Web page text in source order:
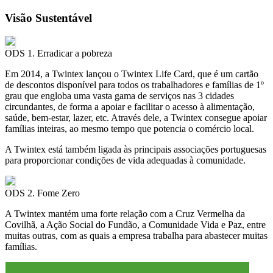
Visão Sustentável
ODS 1. Erradicar a pobreza
Em 2014, a Twintex lançou o Twintex Life Card, que é um cartão
de descontos disponível para todos os trabalhadores e famílias de 1º
grau que engloba uma vasta gama de serviços nas 3 cidades
circundantes, de forma a apoiar e facilitar o acesso à alimentação,
saúde, bem-estar, lazer, etc. Através dele, a Twintex consegue apoiar
famílias inteiras, ao mesmo tempo que potencia o comércio local.
A Twintex está também ligada às principais associações portuguesas
para proporcionar condições de vida adequadas à comunidade.
ODS 2. Fome Zero
A Twintex mantém uma forte relação com a Cruz Vermelha da
Covilhã, a Ação Social do Fundão, a Comunidade Vida e Paz, entre
muitas outras, com as quais a empresa trabalha para abastecer muitas
famílias.